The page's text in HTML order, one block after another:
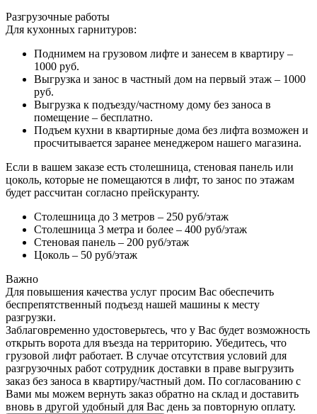
Разгрузочные работы
Для кухонных гарнитуров:
Поднимем на грузовом лифте и занесем в квартиру –
1000 руб.
Выгрузка и занос в частный дом на первый этаж – 1000
руб.
Выгрузка к подъезду/частному дому без заноса в
помещение – бесплатно.
Подъем кухни в квартирные дома без лифта возможен и
просчитывается заранее менеджером нашего магазина.
Если в вашем заказе есть столешница, стеновая панель или
цоколь, которые не помещаются в лифт, то занос по этажам
будет рассчитан согласно прейскуранту.
Столешница до 3 метров – 250 руб/этаж
Столешница 3 метра и более – 400 руб/этаж
Стеновая панель – 200 руб/этаж
Цоколь – 50 руб/этаж
Важно
Для повышения качества услуг просим Вас обеспечить
беспрепятственный подъезд нашей машины к месту
разгрузки.
Заблаговременно удостоверьтесь, что у Вас будет возможность
открыть ворота для въезда на территорию. Убедитесь, что
грузовой лифт работает. В случае отсутствия условий для
разгрузочных работ сотрудник доставки в праве выгрузить
заказ без заноса в квартиру/частный дом. По согласованию с
Вами мы можем вернуть заказ обратно на склад и доставить
вновь в другой удобный для Вас день за повторную оплату.